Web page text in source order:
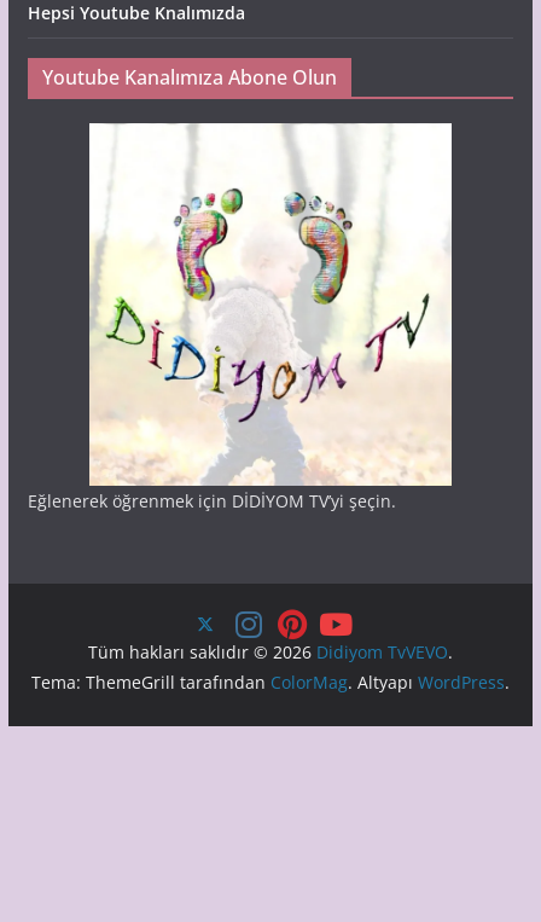
Hepsi Youtube Knalımızda
Youtube Kanalımıza Abone Olun
Eğlenerek öğrenmek için DİDİYOM TV’yi şeçin.
Tüm hakları saklıdır © 2026 Didiyom TvVEVO.
Tema: ThemeGrill tarafından ColorMag. Altyapı WordPress.